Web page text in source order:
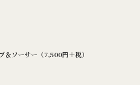
ソーサー（7,500円＋税）